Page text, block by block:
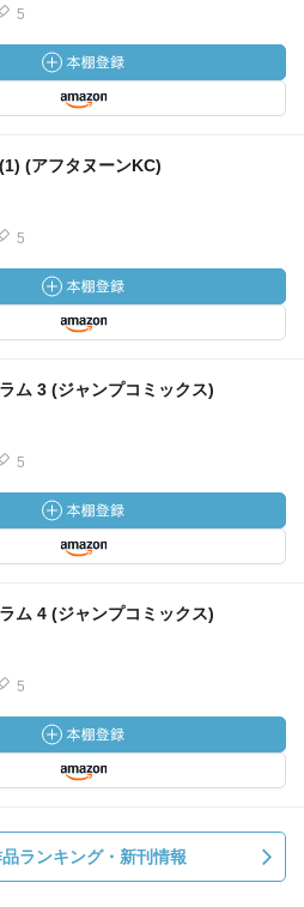
5
(アフタヌーンKC)
5
ム 3 (ジャンプコミックス)
5
ム 4 (ジャンプコミックス)
5
ランキング・新刊情報